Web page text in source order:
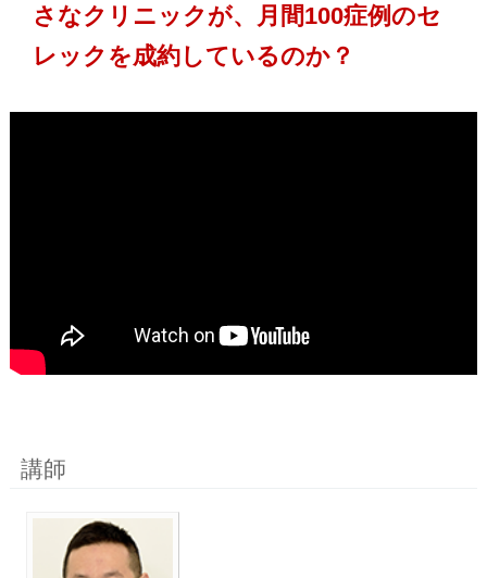
さなクリニックが、月間100症例のセ
レックを成約しているのか？
講師